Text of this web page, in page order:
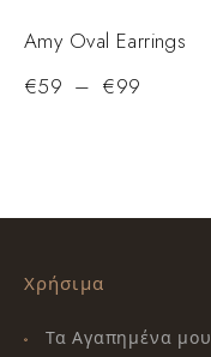
Amy Oval Earrings
€59 – €99
Χρήσιμα
Τα Αγαπημένα μου